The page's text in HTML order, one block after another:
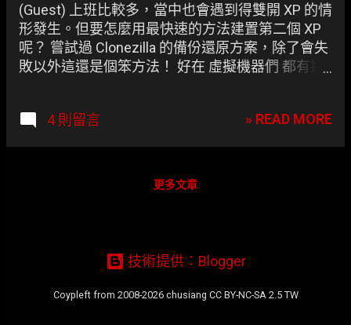
(Guest) 上班比較多，當中也會遇到得雙開 XP 的情
形發生。但要怎麼用最快速的方法建置第二個 XP
呢？ 嘗試過 Clonezilla 的備份還原方案，除了會失
敗以外這還是個笨方法！ 好在 虛擬機器們 都有提
4 則留言 » READ MORE
更多文章
技術提供：Blogger
Coypleft from 2008-2026 chusiang CC BY-NC-SA 2.5 TW